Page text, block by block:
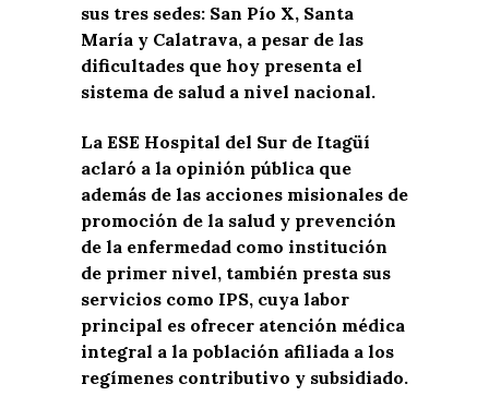
sus tres sedes: San Pío X, Santa
María y Calatrava, a pesar de las
dificultades que hoy presenta el
sistema de salud a nivel nacional.
La ESE Hospital del Sur de Itagüí
aclaró a la opinión pública que
además de las acciones misionales de
promoción de la salud y prevención
de la enfermedad como institución
de primer nivel, también presta sus
servicios como IPS, cuya labor
principal es ofrecer atención médica
integral a la población afiliada a los
regímenes contributivo y subsidiado.